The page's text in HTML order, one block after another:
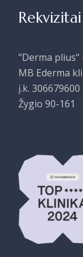
Rekvizitai
"Derma
MB Ederma
į.k. 306679600
Žygio 90-161